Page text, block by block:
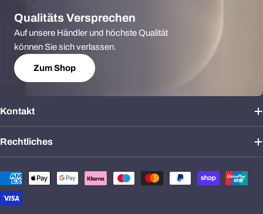
Qualitäts Versprechen
Auf unsere Händler und höchste Qualität
können Sie sich verlassen.
Zum Shop
Kontakt
Rechtliches
Zahlungsmethoden